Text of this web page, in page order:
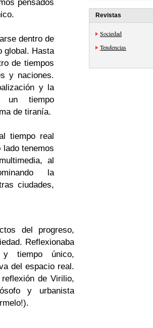
pensados
dentro de
global. Hasta
de tiempos
y naciones.
y la
un tiempo
de tiranía.
tiempo real
tenemos
al
la
ciudades,
del progreso,
Reflexionaba
tiempo único,
del espacio real.
de Virilio,
y urbanista
Revistas
Sociedad
Tendencias